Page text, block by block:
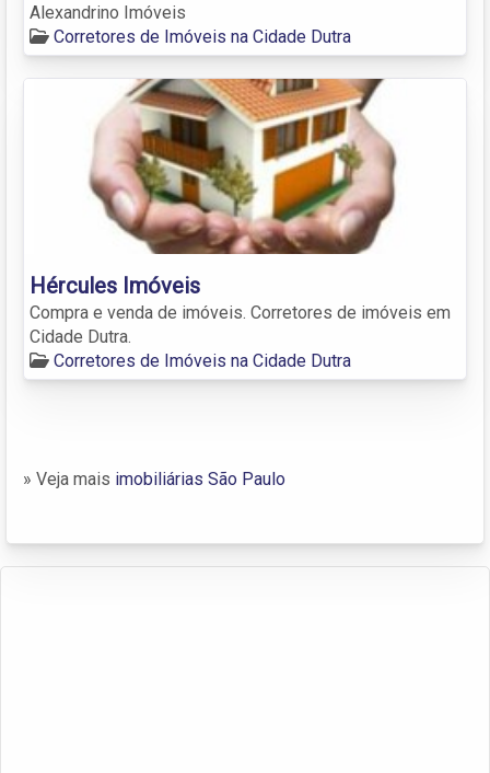
Alexandrino Imóveis
Corretores de Imóveis na Cidade Dutra
Hércules Imóveis
Compra e venda de imóveis. Corretores de imóveis em
Cidade Dutra.
Corretores de Imóveis na Cidade Dutra
» Veja mais imobiliárias São Paulo